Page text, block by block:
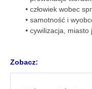
• człowiek wobec
• samotność i
• cywilizacja,
Zobacz: